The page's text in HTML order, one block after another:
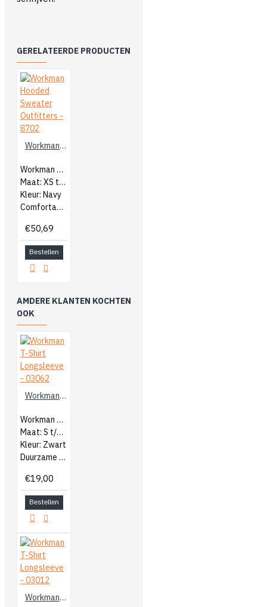
GERELATEERDE PRODUCTEN
Workman Hooded Sweater Outfitters - 8702
Workman Heren Hooded Sweater
Maat: XS t/m 5XL
Kleur: Navy
Comfortabele trui met capuchon
€50,69
Bestellen
AMDERE KLANTEN KOCHTEN
OOK
Workman T-Shirt Longsleeve - 03062
Workman Heren T-Shirt Longsleeve
Maat: S t/m 5XL
Kleur: Zwart
Duurzame kwaliteit katoen
€19,00
Bestellen
Workman T-Shirt Longsleeve - 03012